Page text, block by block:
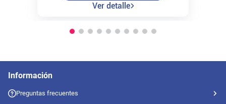
Ver detalle
Información
Preguntas frecuentes